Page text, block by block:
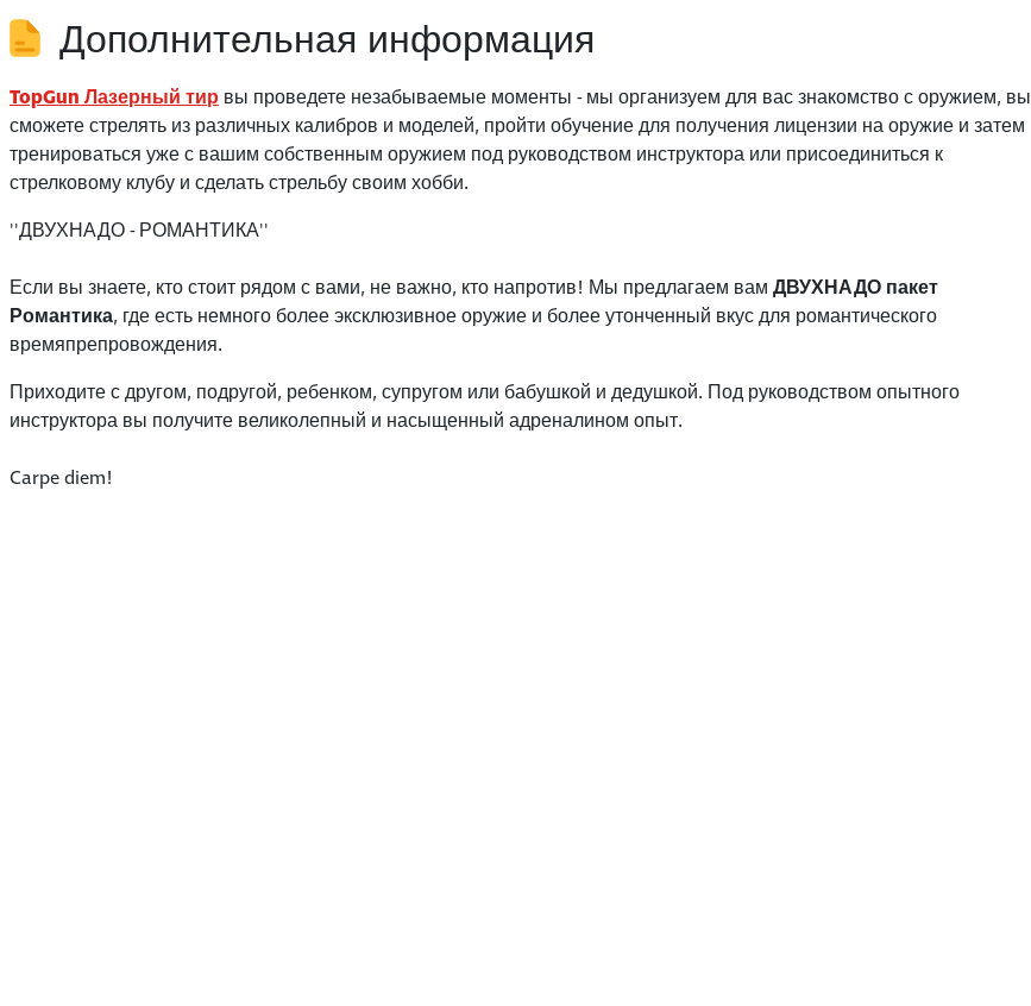
Дополнительная информация
TopGun Лазерный тир вы проведете незабываемые моменты - мы организуем для вас знакомство с оружием, вы
сможете стрелять из различных калибров и моделей, пройти обучение для получения лицензии на оружие и затем
тренироваться уже с вашим собственным оружием под руководством инструктора или присоединиться к
стрелковому клубу и сделать стрельбу своим хобби.
''ДВУХНАДО - РОМАНТИКА''
Если вы знаете, кто стоит рядом с вами, не важно, кто напротив! Мы предлагаем вам ДВУХНАДО пакет
Романтика, где есть немного более эксклюзивное оружие и более утонченный вкус для романтического
времяпрепровождения.
Приходите с другом, подругой, ребенком, супругом или бабушкой и дедушкой. Под руководством опытного
инструктора вы получите великолепный и насыщенный адреналином опыт.
Carpe diem!